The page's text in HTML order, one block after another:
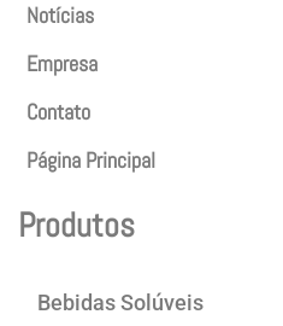
Notícias
Empresa
Contato
Página Principal
Produtos
Bebidas Solúveis